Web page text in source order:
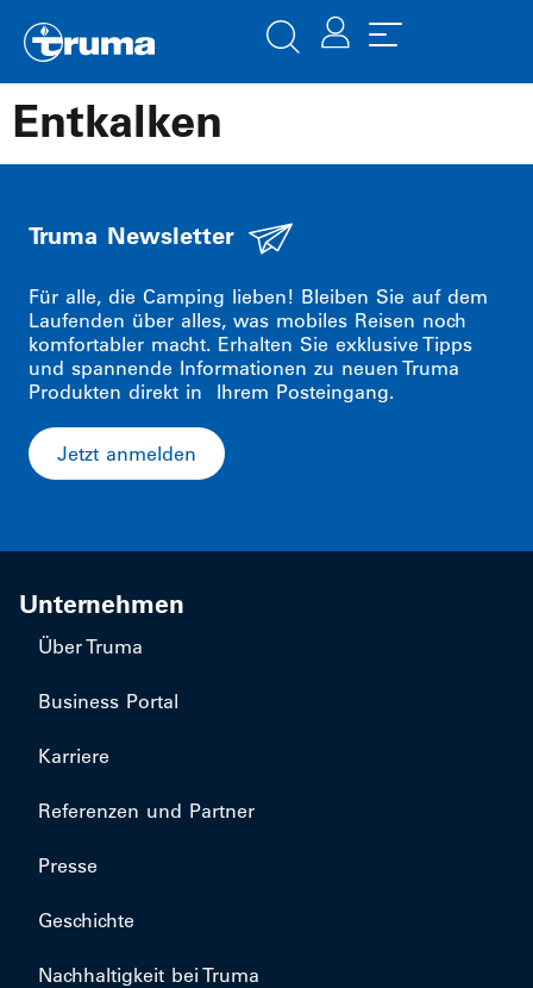
Entkalken
Truma Newsletter
Für alle, die Camping lieben! Bleiben Sie auf dem
Laufenden über alles, was mobiles Reisen noch
komfortabler macht. Erhalten Sie exklusive Tipps
und spannende Informationen zu neuen Truma
Produkten direkt in Ihrem Posteingang.
Jetzt anmelden
Unternehmen
Über Truma
Business Portal
Karriere
Referenzen und Partner
Presse
Geschichte
Nachhaltigkeit bei Truma